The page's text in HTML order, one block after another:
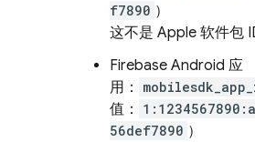
f7890 ）
这不是 Apple 软件包
Firebase Android 应
用：
值：
56def7890 ）